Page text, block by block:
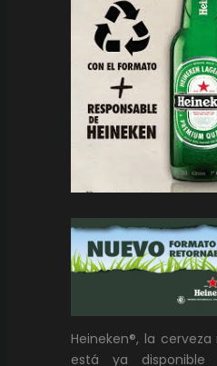
Heineken®, la
está ya